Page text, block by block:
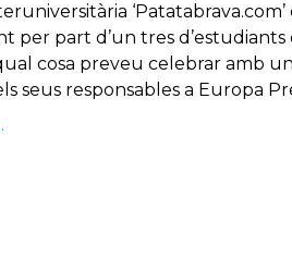
per part d’un tres
cosa preveu celebrar amb
seus responsables a Europa